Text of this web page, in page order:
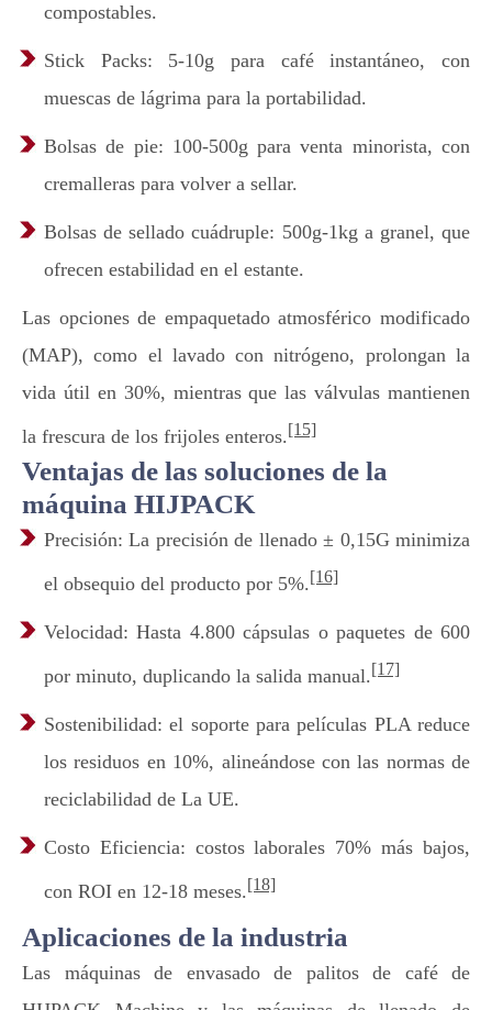
compostables.
Stick Packs: 5-10g para café instantáneo, con
muescas de lágrima para la portabilidad.
Bolsas de pie: 100-500g para venta minorista, con
cremalleras para volver a sellar.
Bolsas de sellado cuádruple: 500g-1kg a granel, que
ofrecen estabilidad en el estante.
Las opciones de empaquetado atmosférico modificado
(MAP), como el lavado con nitrógeno, prolongan la
vida útil en 30%, mientras que las válvulas mantienen
la frescura de los frijoles enteros.[15]
Ventajas de las soluciones de la
máquina HIJPACK
Precisión: La precisión de llenado ± 0,15G minimiza
el obsequio del producto por 5%.[16]
Velocidad: Hasta 4.800 cápsulas o paquetes de 600
por minuto, duplicando la salida manual.[17]
Sostenibilidad: el soporte para películas PLA reduce
los residuos en 10%, alineándose con las normas de
reciclabilidad de La UE.
Costo Eficiencia: costos laborales 70% más bajos,
con ROI en 12-18 meses.[18]
Aplicaciones de la industria
Las máquinas de envasado de palitos de café de